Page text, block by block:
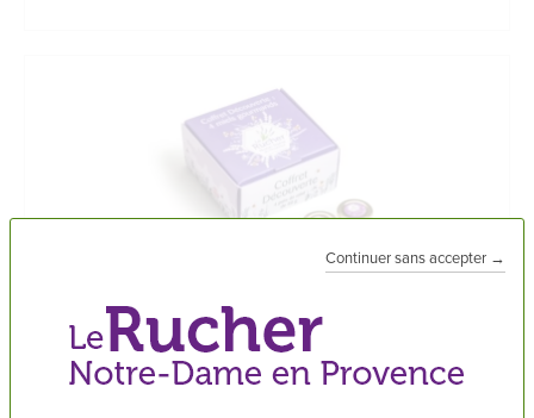
Continuer sans accepter →
Coffret Découverte : 4 miels gourmands
Idée cadeau